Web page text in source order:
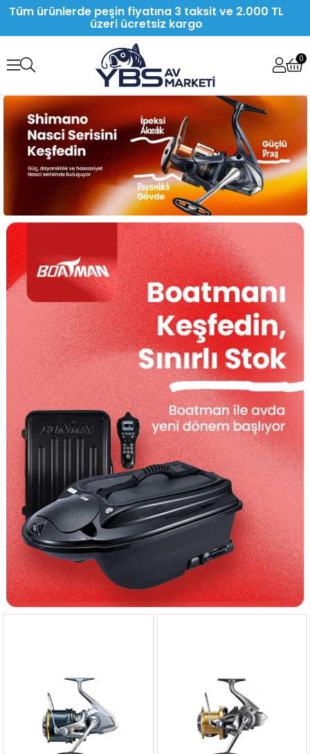
Tüm ürünlerde peşin fiyatına 3 taksit ve 2.000 TL
üzeri ücretsiz kargo
0